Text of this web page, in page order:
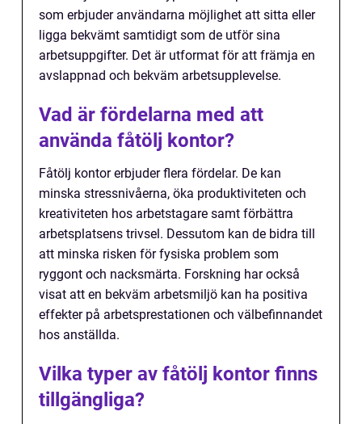
som erbjuder användarna möjlighet att sitta eller
ligga bekvämt samtidigt som de utför sina
arbetsuppgifter. Det är utformat för att främja en
avslappnad och bekväm arbetsupplevelse.
Vad är fördelarna med att
använda fåtölj kontor?
Fåtölj kontor erbjuder flera fördelar. De kan
minska stressnivåerna, öka produktiviteten och
kreativiteten hos arbetstagare samt förbättra
arbetsplatsens trivsel. Dessutom kan de bidra till
att minska risken för fysiska problem som
ryggont och nacksmärta. Forskning har också
visat att en bekväm arbetsmiljö kan ha positiva
effekter på arbetsprestationen och välbefinnandet
hos anställda.
Vilka typer av fåtölj kontor finns
tillgängliga?